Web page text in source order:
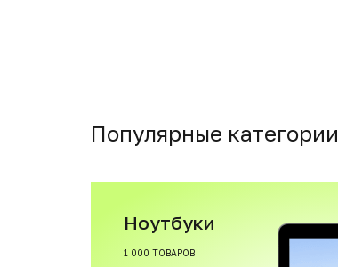
Популярные категории
Ноутбуки
1 000 ТОВАРОВ